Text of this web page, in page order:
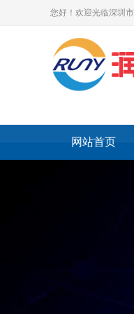
您好！欢迎光临深圳
网站首页